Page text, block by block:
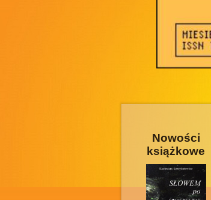
Nowości
książkowe